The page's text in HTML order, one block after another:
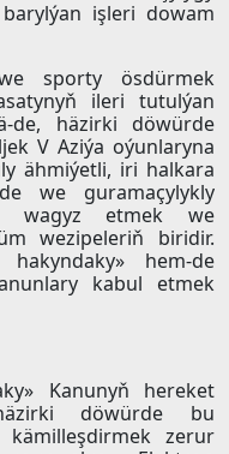
işleri dowam
sporty ösdürmek
ileri tutulýan
de, häzirki döwürde
V Aziýa oýunlaryna
ähmiýetli, iri halkara
we guramaçylykly
wagyz etmek we
wezipeleriň biridir.
hem-de
kabul etmek
Kanunyň hereket
döwürde bu
kämilleşdirmek zerur